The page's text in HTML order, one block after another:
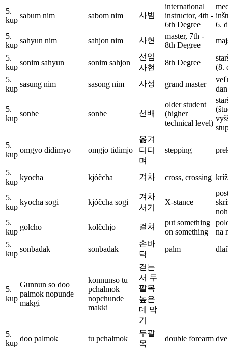
5.
kup
sabum nim sabom nim 사범
international
instructor, 4th -
6th Degree
6.
5.
kup
sahyun nim sahjon nim 사현
master, 7th -
8th Degree
5.
kup
sonim sahyun sonim sahjon
선임
사현
8th Degree
(8.
5.
kup
sasung nim sasong nim 사성 grand master
5.
kup
sonbe sonbe 선배
older student
(higher
technical level)
5.
kup
omgyo didimyo omgjo tidimjo
옮겨
디디
며
stepping
5.
kup
kyocha kjóčcha 겨차 cross, crossing
5.
kup
kyocha sogi kjóčcha sogi
겨차
서기
X-stance
5.
kup
golcho kolčchjo 걸쳐
put something
on something
na
5.
kup
sonbadak sonbadak
손바
닥
palm
5.
kup
Gunnun so doo
palmok nopunde
makgi
konnunso tu
pchalmok
nopchunde
makki
걷는
서 두
팔목
높은
데 막
기
5.
kup
doo palmok tu pchalmok
두팔
목
double forearm